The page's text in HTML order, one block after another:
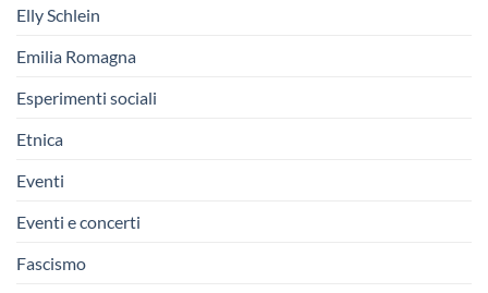
Elly Schlein
Emilia Romagna
Esperimenti sociali
Etnica
Eventi
Eventi e concerti
Fascismo